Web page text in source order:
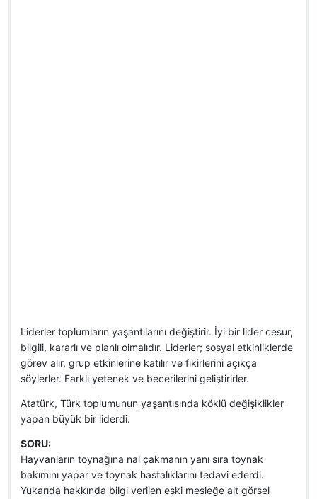
Liderler toplumların yaşantılarını değiştirir. İyi bir lider cesur,
bilgili, kararlı ve planlı olmalıdır. Liderler; sosyal etkinliklerde
görev alır, grup etkinlerine katılır ve fikirlerini açıkça
söylerler. Farklı yetenek ve becerilerini geliştirirler.
Atatürk, Türk toplumunun yaşantısında köklü değişiklikler
yapan büyük bir liderdi.
SORU:
Hayvanların toynağına nal çakmanın yanı sıra toynak
bakımını yapar ve toynak hastalıklarını tedavi ederdi.
Yukarıda hakkında bilgi verilen eski mesleğe ait görsel